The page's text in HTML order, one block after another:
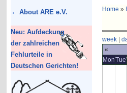
About ARE e.V.
Neu: Aufdeckung
der zahlreichen
Fehlurteile in
Deutschen Gerichten!
Home »
week |
«
MonTue